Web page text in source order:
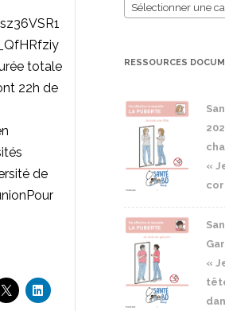
totale
22h de
de
Sélectionner une
RESSOURCES
«
«